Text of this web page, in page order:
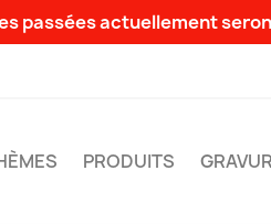
passées actuellement
PRODUITS